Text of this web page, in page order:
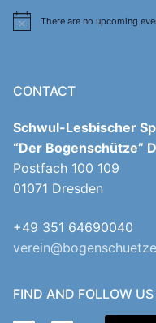
Notice There are no upcoming
CONTACT
Schwul-Lesbischer
“Der Bogenschütze”
Postfach 100 109
01071 Dresden
+49 351 64690040
FIND AND FOLLOW